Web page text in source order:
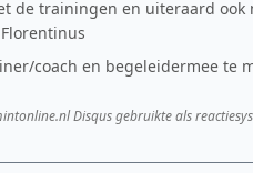
de trainingen en uiteraard ook
coach en begeleidermee te
Disqus gebruikte als